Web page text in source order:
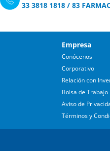
33 3818 1818 / 83
Empresa
Conócenos
Corporativo
Relación con
Bolsa de Trabajo
Aviso de
Términos y